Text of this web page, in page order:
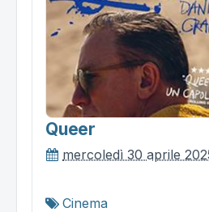
Queer
mercoledì 30 aprile
Cinema